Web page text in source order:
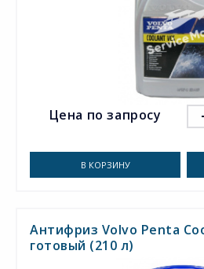
Цена по запросу
В КОРЗИНУ
Антифриз Volvo Penta
готовый (210 л)